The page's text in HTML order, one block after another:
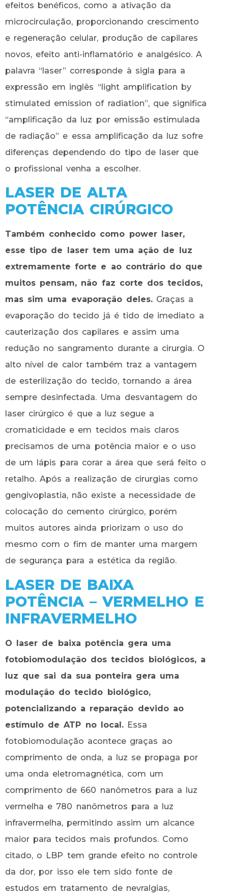
efeitos benéficos, como a ativação da
microcirculação, proporcionando crescimento
e regeneração celular, produção de capilares
novos, efeito anti-inflamatório e analgésico. A
palavra “laser” corresponde à sigla para a
expressão em inglês “light amplification by
stimulated emission of radiation”, que significa
“amplificação da luz por emissão estimulada
de radiação” e essa amplificação da luz sofre
diferenças dependendo do tipo de laser que
o profissional venha a escolher.
LASER DE ALTA
POTÊNCIA CIRÚRGICO
Também conhecido como power laser,
esse tipo de laser tem uma ação de luz
extremamente forte e ao contrário do que
muitos pensam, não faz corte dos tecidos,
mas sim uma evaporação deles.Graças a
evaporação do tecido já é tido de imediato a
cauterização dos capilares e assim uma
redução no sangramento durante a cirurgia. O
alto nível de calor também traz a vantagem
de esterilização do tecido, tornando a área
sempre desinfectada. Uma desvantagem do
laser cirúrgico é que a luz segue a
cromaticidade e em tecidos mais claros
precisamos de uma potência maior e o uso
de um lápis para corar a área que será feito o
retalho. Após a realização de cirurgias como
gengivoplastia, não existe a necessidade de
colocação do cemento cirúrgico, porém
muitos autores ainda priorizam o uso do
mesmo com o fim de manter uma margem
de segurança para a estética da região.
LASER DE BAIXA
POTÊNCIA – VERMELHO E
INFRAVERMELHO
O laser de baixa potência gera uma
fotobiomodulação dos tecidos biológicos, a
luz que sai da sua ponteira gera uma
modulação do tecido biológico,
potencializando a reparação devido ao
estímulo de ATP no local.Essa
fotobiomodulação acontece graças ao
comprimento de onda, a luz se propaga por
uma onda eletromagnética, com um
comprimento de 660 nanômetros para a luz
vermelha e 780 nanômetros para a luz
infravermelha, permitindo assim um alcance
maior para tecidos mais profundos. Como
citado, o LBP tem grande efeito no controle
da dor, por isso ele tem sido fonte de
estudos em tratamento de nevralgias,